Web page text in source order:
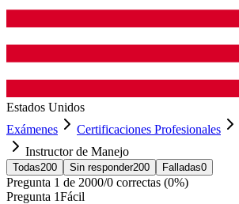
Estados Unidos
Exámenes
Certificaciones Profesionales
Instructor de Manejo
Todas200 Sin responder200 Falladas0
Pregunta 1 de 2000/0 correctas (0%)
Pregunta 1Fácil